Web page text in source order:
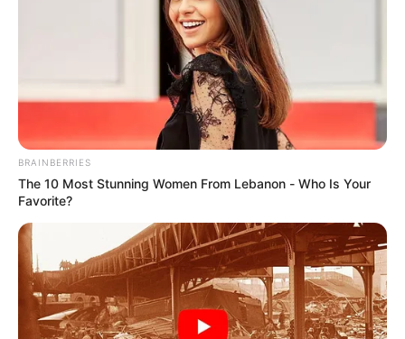
COMPARTIR
UNIRSE AL CANAL DE WHATSAPP
Luego de varias semanas marcadas poraltas
temperaturas y una fuerte sensación térmica en
calor que afectó a la ciudad ya quedó atrás. De acuerdo
con el más reciente
meteorológicas muestran un cambio de tendencia
asociado al fortalecimiento de las lluvias en gran parte de
laregión Caribe.
Según el informe emitido esteviernes 5 de junio, durante
las últimas horas se ha registradoabundante nubosidad
BRAINBERRIES
The 10 Most Stunning Women From Lebanon - Who Is Your
Favorite?